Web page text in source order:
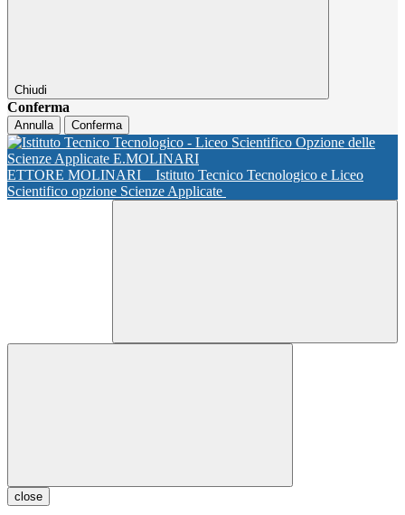
Chiudi
Conferma
Annulla Conferma
ETTORE MOLINARI
Istituto Tecnico Tecnologico e Liceo
Scientifico opzione Scienze Applicate
close